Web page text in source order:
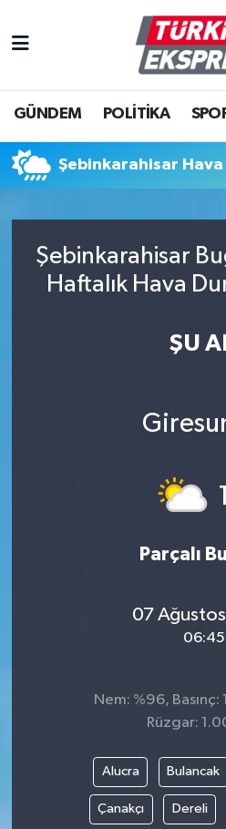
GÜNDEM POLİTİKA
Şebinkarahisar Hava
Şebinkarahisar
Haftalık Hava
ŞU
Parçalı
07
06:45
Nem: %96, Basınç:
Rüzgar:
Alucra Bulancak
Çanakçı Dereli
İstanbul Nöbetçi
İstanbul Hava Durumu
İstanbul Namaz
Süper Lig Puan Durumu
Son Dakika Haberleri